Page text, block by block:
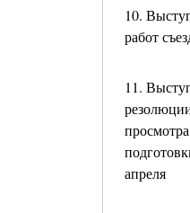
10.
работ
11.
апреля